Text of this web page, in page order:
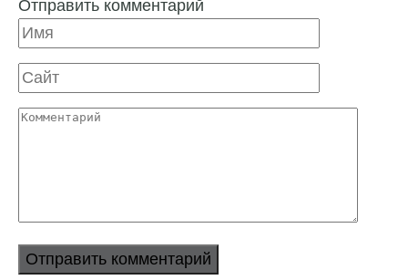
Отправить комментарий
Имя
Сайт
Комментарий